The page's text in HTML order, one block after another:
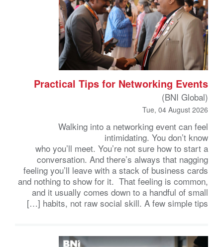
Practical Tips for Networking Events
(BNI Global)
Tue, 04 August 2026
Walking into a networking event can feel
intimidating. You don’t know
who you’ll meet. You’re not sure how to start a
conversation. And there’s always that nagging
feeling you’ll leave with a stack of business cards
and nothing to show for it. That feeling is common,
and it usually comes down to a handful of small
habits, not raw social skill. A few simple tips […]